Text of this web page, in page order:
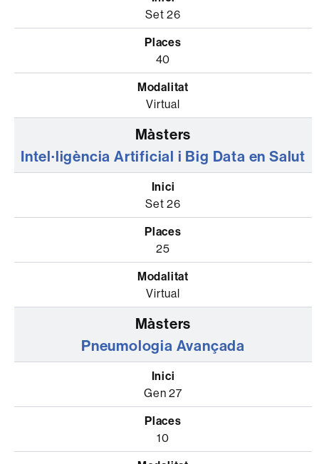
Set 26
40
Virtual
Intel·ligència Artificial i Big Data en Salut
Set 26
25
Virtual
Pneumologia Avançada
Gen 27
10